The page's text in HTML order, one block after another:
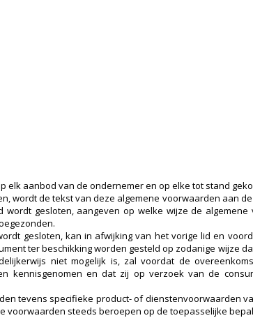
elk aanbod van de ondernemer en op elke tot stand
wordt de tekst van deze algemene voorwaarden aan
gesloten, aangeven op welke wijze de
gesloten, kan in afwijking van het vorige lid en
ter beschikking worden gesteld op zodanige wijze
niet mogelijk is, zal voordat de
kennisgenomen en dat zij op verzoek van de
tevens specifieke product- of dienstenvoorwaarden
voorwaarden steeds beroepen op de toepasselijke